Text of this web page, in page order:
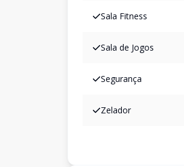
Sala Fitness
Sala de Jogos
Segurança
Zelador